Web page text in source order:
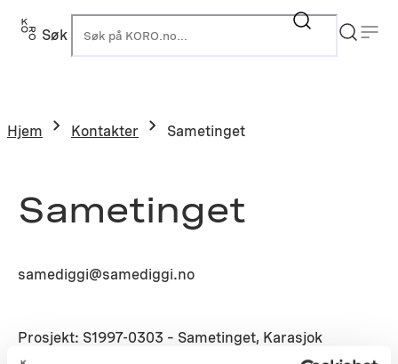
Søk
Hjem Kontakter Sametinget
Sametinget
samediggi@samediggi.no
Prosjekt: S1997-0303 – Sametinget, Karasjok